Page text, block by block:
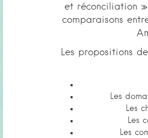
et réconciliation
comparaisons
Les propositions
Les
Les
Les
Les